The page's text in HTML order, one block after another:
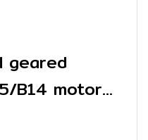
geared
B14 motor